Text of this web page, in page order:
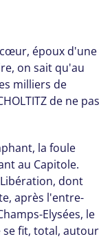
époux d'une
on sait qu'au
milliers de
de ne pas
la foule
au Capitole.
dont
après l'entre-
Elysées, le
se fit, total, autour